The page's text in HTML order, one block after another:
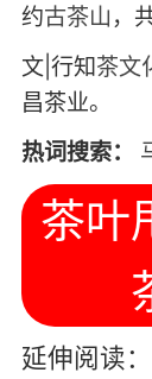
约古茶山 ，
文|行知茶文
昌茶业。
热词搜索：
茶叶
延伸阅读：